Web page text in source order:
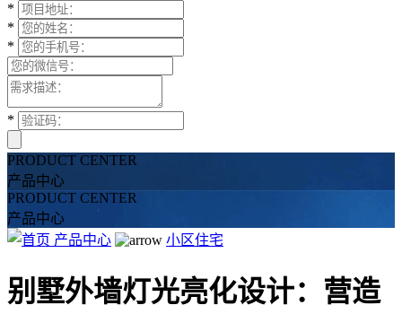
*
*
*
*
PRODUCT CENTER
产品中心
PRODUCT CENTER
产品中心
产品中心
小区住宅
别墅外墙灯光亮化设计：营造